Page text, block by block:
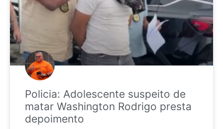
Policia: Adolescente suspeito de
matar Washington Rodrigo presta
depoimento